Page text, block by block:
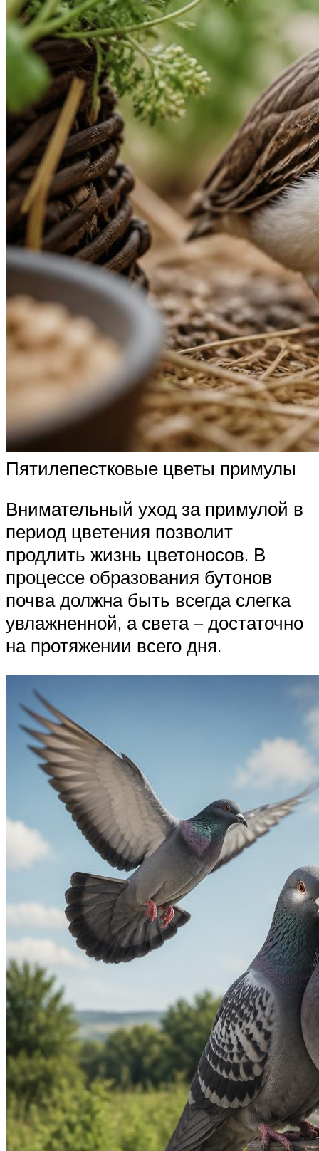
Пятилепестковые цветы примулы
Внимательный уход за примулой в
период цветения позволит
продлить жизнь цветоносов. В
процессе образования бутонов
почва должна быть всегда слегка
увлажненной, а света – достаточно
на протяжении всего дня.